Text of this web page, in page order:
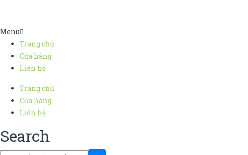
Menu
Trang chủ
Cửa hàng
Liên hệ
Trang chủ
Cửa hàng
Liên hệ
Search